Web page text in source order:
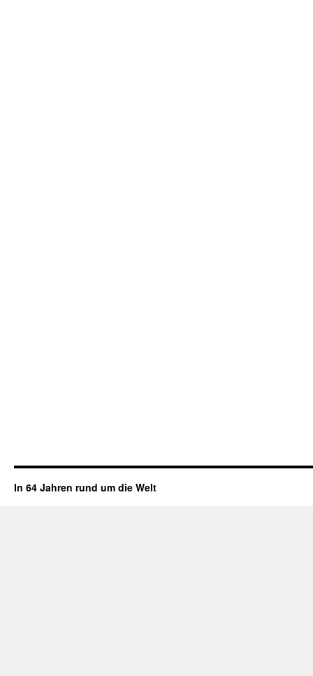
In 64 Jahren rund um die Welt